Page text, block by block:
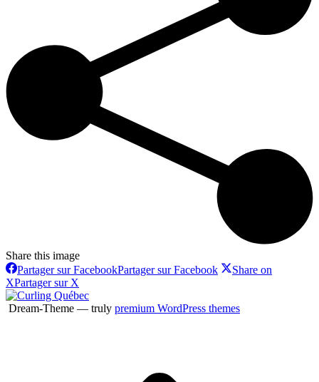
Share this image
Partager sur FacebookPartager sur Facebook
Share on
XPartager sur X
Dream-Theme — truly premium WordPress themes